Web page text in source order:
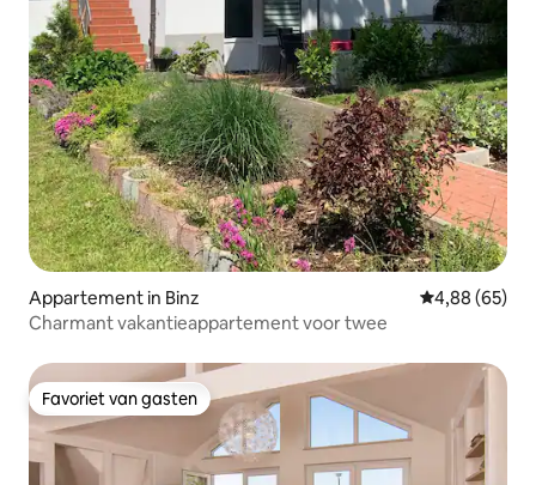
Appartement in Binz Gemiddelde
4,88 (65)
Charmant vakantieappartement voor twee
Favoriet van gasten
Favoriet van gasten